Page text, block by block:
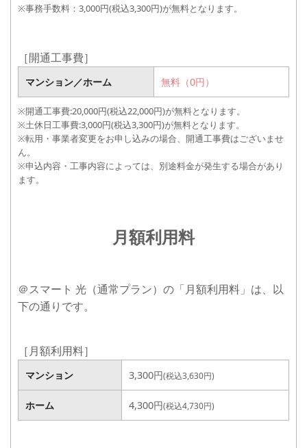
※事務手数料：3,000円(税込3,300円)が無料となります。
［開通工事費］
マンション／ホーム 無料（0円）
※開通工事費:20,000円(税込22,000円)が無料となります。
※土休日工事費:3,000円(税込3,300円)が無料となります。
※転用・事業者変更をお申し込みの場合、開通工事費はございませ
ん。
※申込内容・工事内容によっては、別途料金が発生する場合があり
ます。
月額利用料
＠スマート 光（通常プラン）の「月額利用料」は、以
下の通りです。
［月額利用料］
マンション 3,300円(税込3,630円)
ホーム 4,300円(税込4,730円)
マンション
20,000円(税込22,000円)
ホーム
マンション 3,000円
ホーム 4,000円